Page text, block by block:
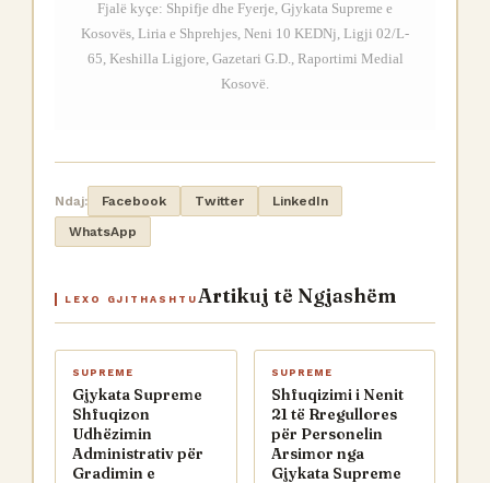
Fjalë kyçe: Shpifje dhe Fyerje, Gjykata Supreme e
Kosovës, Liria e Shprehjes, Neni 10 KEDNj, Ligji 02/L-
65, Keshilla Ligjore, Gazetari G.D., Raportimi Medial
Kosovë.
Ndaj: Facebook Twitter
LinkedIn
WhatsApp
LEXO GJITHASHTU Artikuj të Ngjashëm
SUPREME
Gjykata Supreme
Shfuqizon
Udhëzimin
Administrativ për
Gradimin e
SUPREME
Shfuqizimi i Nenit
21 të Rregullores
për Personelin
Arsimor nga
Gjykata Supreme